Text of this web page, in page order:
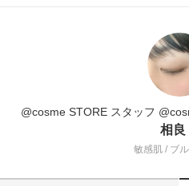
@cosme STORE スタッフ
相
敏感肌 / ブ